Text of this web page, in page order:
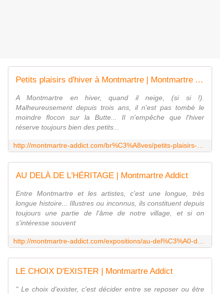
Petits plaisirs d'hiver à Montmartre | Montmartre Addict
A Montmartre en hiver, quand il neige, (si si !).
Malheureusement depuis trois ans, il n'est pas tombé le
moindre flocon sur la Butte... Il n'empêche que l'hiver
réserve toujours bien des petits...
AU DELÀ DE L'HÉRITAGE | Montmartre Addict
Entre Montmartre et les artistes, c'est une longue, très
longue histoire... Illustres ou inconnus, ils constituent depuis
toujours une partie de l'âme de notre village, et si on
s'intéresse souvent
LE CHOIX D'EXISTER | Montmartre Addict
" Le choix d'exister, c'est décider entre se reposer ou être